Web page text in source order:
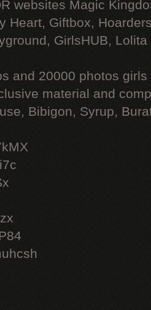
websites Magic
Heart, Giftbox,
GirlsHUB, Lolita
and 20000 photos
material and
Bibigon, Syrup,